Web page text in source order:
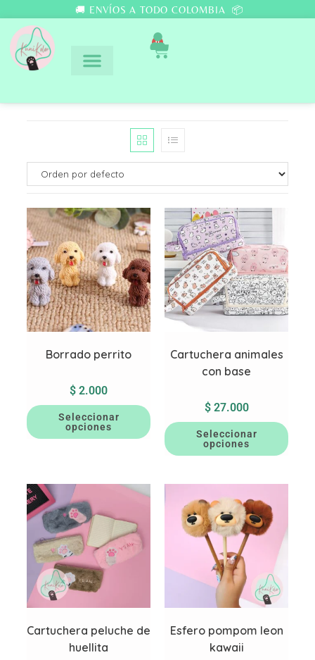
🚚 ENVÍOS A TODO COLOMBIA 📦
0
Borrado perrito
$ 2.000
Seleccionar
opciones
Cartuchera animales
con base
$27.000
Seleccionar
opciones
Cartuchera peluche de
huellita
Esfero pompom leon
kawaii